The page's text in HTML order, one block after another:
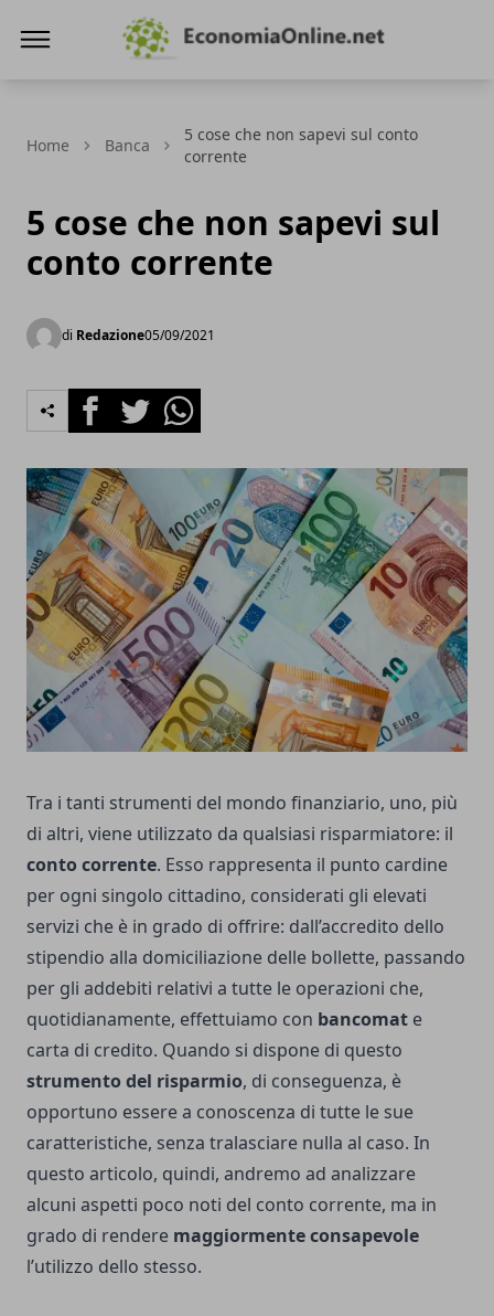
Home Banca
5 cose che non sapevi sul conto
corrente
5 cose che non sapevi sul
conto corrente
di Redazione05/09/2021
FacebookTwitterWhatsapp
Tra i tanti strumenti del mondo finanziario, uno, più
di altri, viene utilizzato da qualsiasi risparmiatore: il
conto corrente. Esso rappresenta il punto cardine
per ogni singolo cittadino, considerati gli elevati
servizi che è in grado di offrire: dall’accredito dello
stipendio alla domiciliazione delle bollette, passando
per gli addebiti relativi a tutte le operazioni che,
quotidianamente, effettuiamo con bancomat e
carta di credito. Quando si dispone di questo
strumento del risparmio, di conseguenza, è
opportuno essere a conoscenza di tutte le sue
caratteristiche, senza tralasciare nulla al caso. In
questo articolo, quindi, andremo ad analizzare
alcuni aspetti poco noti del conto corrente, ma in
grado di rendere maggiormente consapevole
l’utilizzo dello stesso.